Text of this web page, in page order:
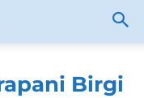
Birgi